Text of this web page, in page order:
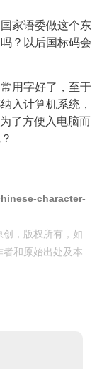
家语委做这个东
？以后国标码会
用字好了，至于
入计算机系统，
了方便入电脑而
character-
，版权所有，如
和原始出处及本